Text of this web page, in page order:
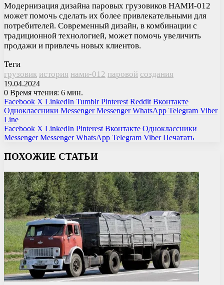
Модернизация дизайна паровых грузовиков НАМИ-012
может помочь сделать их более привлекательными для
потребителей. Современный дизайн, в комбинации с
традиционной технологией, может помочь увеличить
продажи и привлечь новых клиентов.
Теги
грузовик история нами-012 паровой создания
19.04.2024
0 Время чтения: 6 мин.
Facebook X LinkedIn Tumblr Pinterest Reddit Вконтакте
Одноклассники Messenger Messenger WhatsApp Telegram Viber
Line
Facebook X LinkedIn Pinterest Вконтакте Одноклассники
Messenger Messenger WhatsApp Telegram Viber Печатать
ПОХОЖИЕ СТАТЬИ